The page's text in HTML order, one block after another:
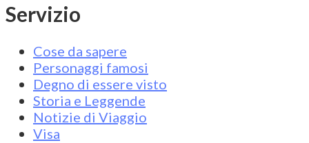
Servizio
Cose da sapere
Personaggi famosi
Degno di essere visto
Storia e Leggende
Notizie di Viaggio
Visa